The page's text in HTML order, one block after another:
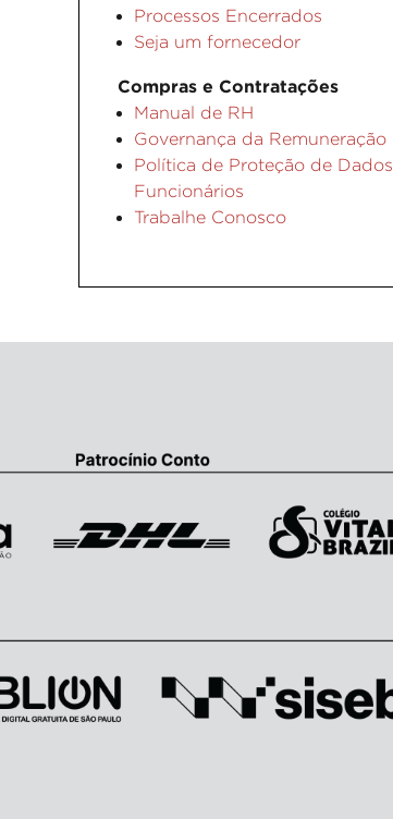
Processos Encerrados
Seja um fornecedor
Compras e Contratações
Manual de RH
Governança da Remuneração
Política de Proteção de
Funcionários
Trabalhe Conosco